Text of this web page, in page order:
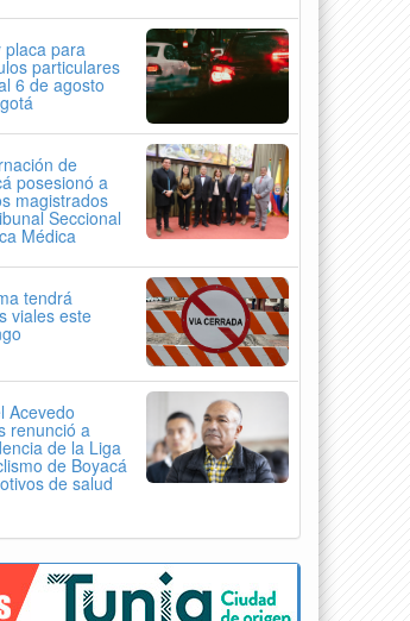
placa para
particulares
6 de agosto
de
posesionó a
magistrados
Seccional
Médica
tendrá
viales este
Acevedo
renunció a
de la Liga
de Boyacá
de salud